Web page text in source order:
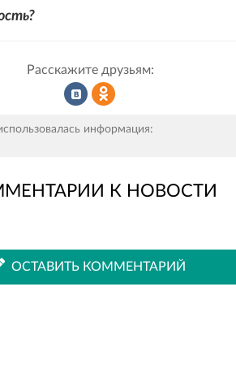
Расскажите друзьям:
во
ВКонтакте
Одноклассниках
информация:
К НОВОСТИ
ОСТАВИТЬ КОММЕНТАРИЙ